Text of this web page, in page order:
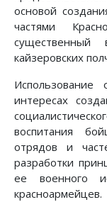
основой
частями
кайзеровских
интересах
воспитания
отрядов и
разработки
ее военного
красноармейцев.